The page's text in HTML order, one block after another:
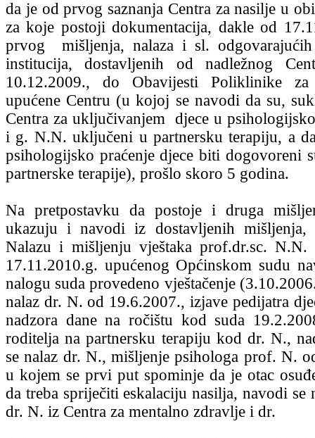
da je od prvog saznanja Centra za nasilje u
za koje postoji dokumentacija, dakle od
prvog mišljenja, nalaza i sl.
institucija, dostavljenih od nadležnog
10.12.2009., do Obavijesti Poliklinike za
upućene Centru (u kojoj se navodi da su,
Centra za uključivanjem djece u
i g. N.N. uključeni u partnersku terapiju, a
psihologijsko praćenje djece biti dogovoreni
partnerske terapije), prošlo skoro 5 godina.
Na pretpostavku da postoje i druga
ukazuju i navodi iz dostavljenih
Nalazu i mišljenju vještaka prof.dr.sc.
17.11.2010.g. upućenog Općinskom sudu
nalogu suda provedeno vještačenje
nalaz dr. N. od 19.6.2007., izjave pedijatra
nadzora dane na ročištu kod suda
roditelja na partnersku terapiju kod dr. N.,
se nalaz dr. N., mišljenje psihologa prof. N.
u kojem se prvi put spominje da je otac
da treba spriječiti eskalaciju nasilja, navodi se
dr. N. iz Centra za mentalno zdravlje i dr.